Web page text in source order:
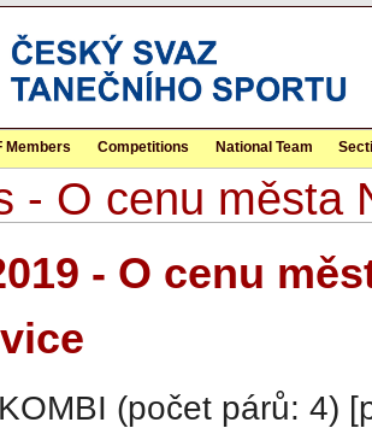
Members Competitions National Team
- O cenu města
- O cenu
(počet párů: 4)